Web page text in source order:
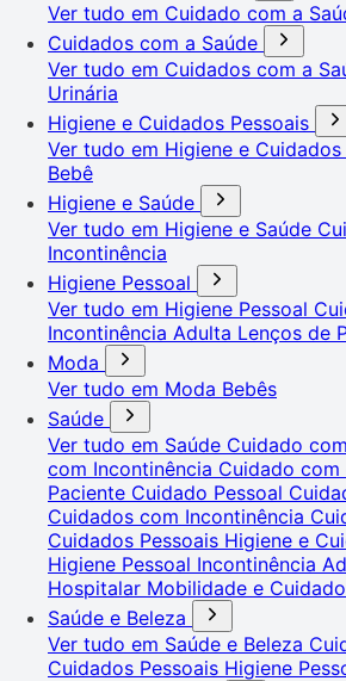
Ver tudo em Cuidado com a
Cuidados com a Saúde
Ver tudo em Cuidados com a
Urinária
Higiene e Cuidados Pessoais
Ver tudo em Higiene e Cuidados
Bebê
Higiene e Saúde
Ver tudo em Higiene e Saúde
Incontinência
Higiene Pessoal
Ver tudo em Higiene Pessoal
Incontinência Adulta Lenços de
Moda
Ver tudo em Moda Bebês
Saúde
Ver tudo em Saúde Cuidado
com Incontinência Cuidado
Paciente Cuidado Pessoal
Cuidados com Incontinência
Cuidados Pessoais Higiene e
Higiene Pessoal Incontinência
Hospitalar Mobilidade e
Saúde e Beleza
Ver tudo em Saúde e Beleza
Cuidados Pessoais Higiene